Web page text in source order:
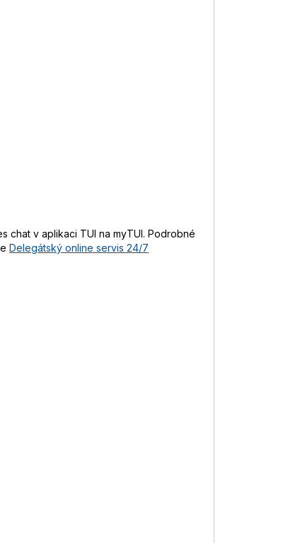
chat v aplikaci TUI na myTUI. Podrobné
Delegátský online servis 24/7